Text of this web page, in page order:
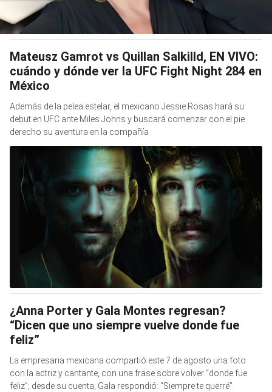
Mateusz Gamrot vs Quillan Salkilld, EN VIVO:
cuándo y dónde ver la UFC Fight Night 284 en
México
Además de la pelea estelar, el mexicano Jessie Rosas hará su
debut en UFC ante Miles Johns y buscará comenzar con el pie
derecho su aventura en la compañía
¿Anna Porter y Gala Montes regresan?
“Dicen que uno siempre vuelve donde fue
feliz”
La empresaria mexicana compartió este 7 de agosto una foto
con la actriz y cantante, con una frase sobre volver “donde fue
feliz”; desde su cuenta, Gala respondió: “Siempre te querré”